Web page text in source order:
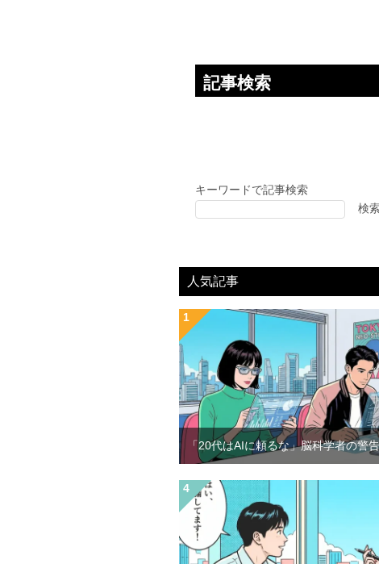
記事検索
キーワードで記事検索
検
人気記事
「20代はAIに頼るな」脳科学者の警告